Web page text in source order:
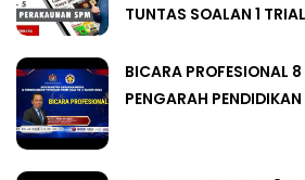
TUNTAS SOALAN 1
BICARA PROFESIONAL
PENGARAH